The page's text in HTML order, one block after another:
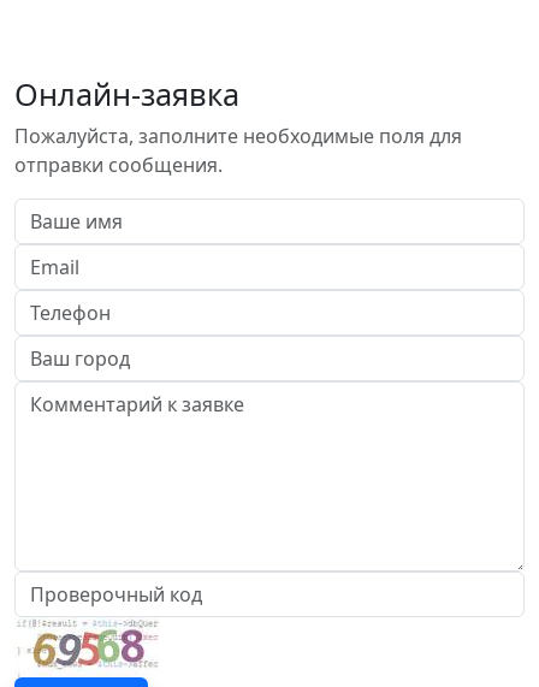
Онлайн-заявка
Пожалуйста, заполните необходимые поля для
отправки сообщения.